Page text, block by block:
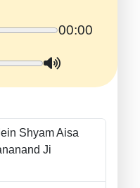
00:00
Shyam Aisa
Ji